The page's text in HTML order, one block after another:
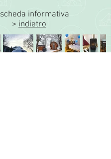
scheda informativa
> indietro